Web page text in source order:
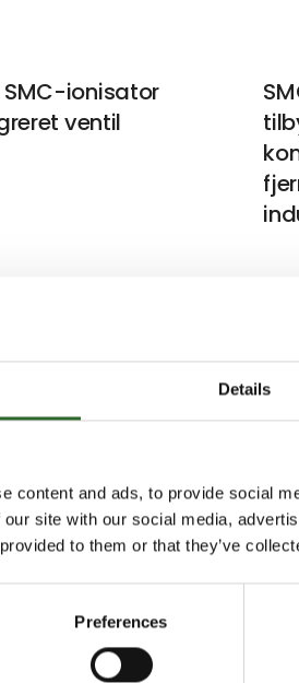
Details
content and ads, to provide social
site with our social media,
to them or that they’ve
Preferences
ionisator
ventil
skrevet af
12.